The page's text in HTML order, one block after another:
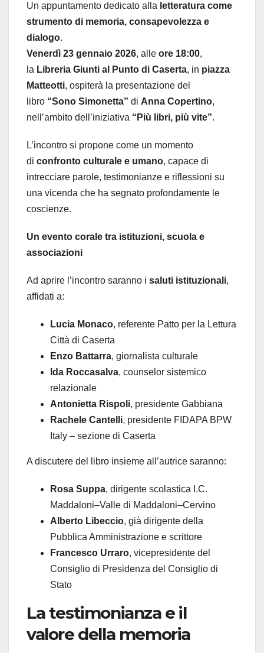
Un appuntamento dedicato alla letteratura come
strumento di memoria, consapevolezza e
dialogo.
Venerdì 23 gennaio 2026, alle ore 18:00,
la Libreria Giunti al Punto di Caserta, in piazza
Matteotti, ospiterà la presentazione del
libro “Sono Simonetta” di Anna Copertino,
nell’ambito dell’iniziativa “Più libri, più vite”.
L’incontro si propone come un momento
di confronto culturale e umano, capace di
intrecciare parole, testimonianze e riflessioni su
una vicenda che ha segnato profondamente le
coscienze.
Un evento corale tra istituzioni, scuola e
associazioni
Ad aprire l’incontro saranno i saluti istituzionali,
affidati a:
Lucia Monaco, referente Patto per la Lettura
Città di Caserta
Enzo Battarra, giornalista culturale
Ida Roccasalva, counselor sistemico
relazionale
Antonietta Rispoli, presidente Gabbiana
Rachele Cantelli, presidente FIDAPA BPW
Italy – sezione di Caserta
A discutere del libro insieme all’autrice saranno:
Rosa Suppa, dirigente scolastica I.C.
Maddaloni–Valle di Maddaloni–Cervino
Alberto Libeccio, già dirigente della
Pubblica Amministrazione e scrittore
Francesco Urraro, vicepresidente del
Consiglio di Presidenza del Consiglio di
Stato
La testimonianza e il
valore della memoria